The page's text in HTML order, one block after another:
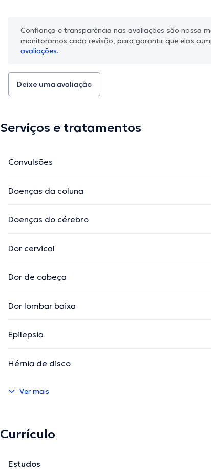
Confiança e transparência nas avaliações são nossa
monitoramos cada revisão, para garantir que elas
avaliações.
Deixe uma avaliação
Serviços e tratamentos
Convulsões
Doenças da coluna
Doenças do cérebro
Dor cervical
Dor de cabeça
Dor lombar baixa
Epilepsia
Hérnia de disco
Ver mais
Currículo
Estudos